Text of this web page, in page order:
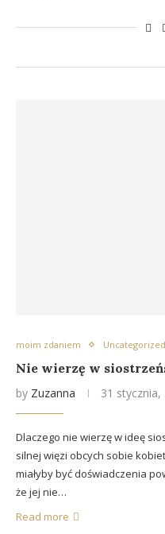
moim zdaniem Uncategorized
Nie wierzę w
by Zuzanna 31 stycznia,
Dlaczego nie wierzę w ideę
silnej więzi obcych sobie
miałyby być doświadczenia
że jej nie…
Read more